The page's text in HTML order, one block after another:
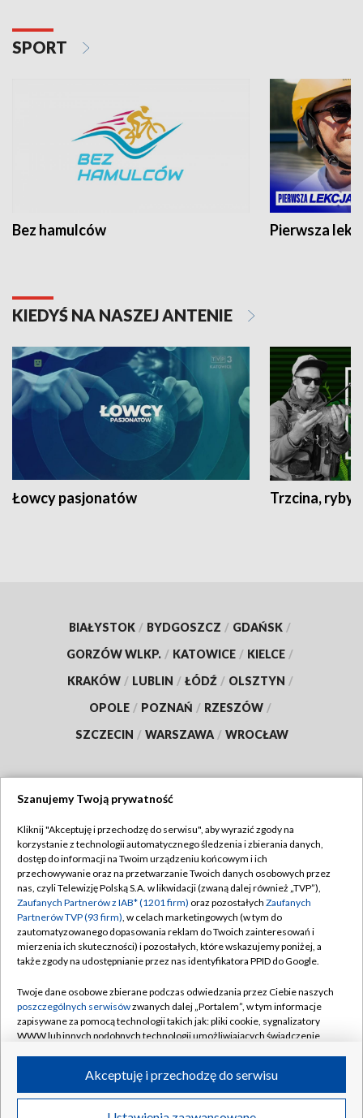
SPORT
Bez hamulców Pierwsza
KIEDYŚ NA NASZEJ ANTENIE
Łowcy pasjonatów Trzcina, ryby
BIAŁYSTOK / BYDGOSZCZ / GDAŃSK /
GORZÓW WLKP. / KATOWICE / KIELCE /
KRAKÓW / LUBLIN / ŁÓDŹ / OLSZTYN /
OPOLE / POZNAŃ / RZESZÓW /
SZCZECIN / WARSZAWA / WROCŁAW
TVP
Abonament TVP
Emisja w TVP
Centrum informacji TVP
Naziemna Telewizja Cyfrowa
Rada Programowa
System NOS
Informacje o nadawcy
Program dla prasy
Regulamin TVP
Polityka prywatności
Moje zgody
Pomoc
Kontakt
Kanały
©2026 Telewizja Polska S.A. w likwidacji
Szanujemy Twoją prywatność
Kliknij "Akceptuję i przechodzę do serwisu", aby wyrazić zgody na
korzystanie z technologii automatycznego śledzenia i zbierania danych,
dostęp do informacji na Twoim urządzeniu końcowym i ich
przechowywanie oraz na przetwarzanie Twoich danych osobowych przez
nas, czyli Telewizję Polską S.A. w likwidacji (zwaną dalej również „TVP”),
Zaufanych Partnerów z IAB* (1201 firm) oraz pozostałych Zaufanych
Partnerów TVP (93 firm), w celach marketingowych (w tym do
zautomatyzowanego dopasowania reklam do Twoich zainteresowań i
mierzenia ich skuteczności) i pozostałych, które wskazujemy poniżej, a
także zgody na udostępnianie przez nas identyfikatora PPID do Google.
Twoje dane osobowe zbierane podczas odwiedzania przez Ciebie naszych
poszczególnych serwisówzwanych dalej „Portalem”, w tym informacje
zapisywane za pomocą technologii takich jak: pliki cookie, sygnalizatory
WWW lub innych podobnych technologii umożliwiających świadczenie
ruchu w Internecie.
Twoje dane osobowe zbierane podczas odwiedzania przez Ciebie
Akceptuję i przechodzę do serwisu